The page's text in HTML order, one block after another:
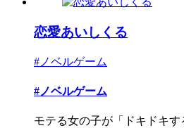
恋愛あいしくる
#ノベルゲーム
#ノベルゲーム
モテる女の子が「ドキドキ